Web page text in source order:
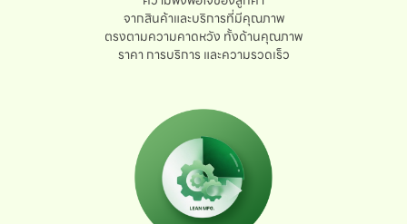
จากสินค้าและบริการที่มีคุณภาพ
ตรงตามความคาดหวัง ทั้งด้านคุณภาพ
ราคา การบริการ และความรวดเร็ว